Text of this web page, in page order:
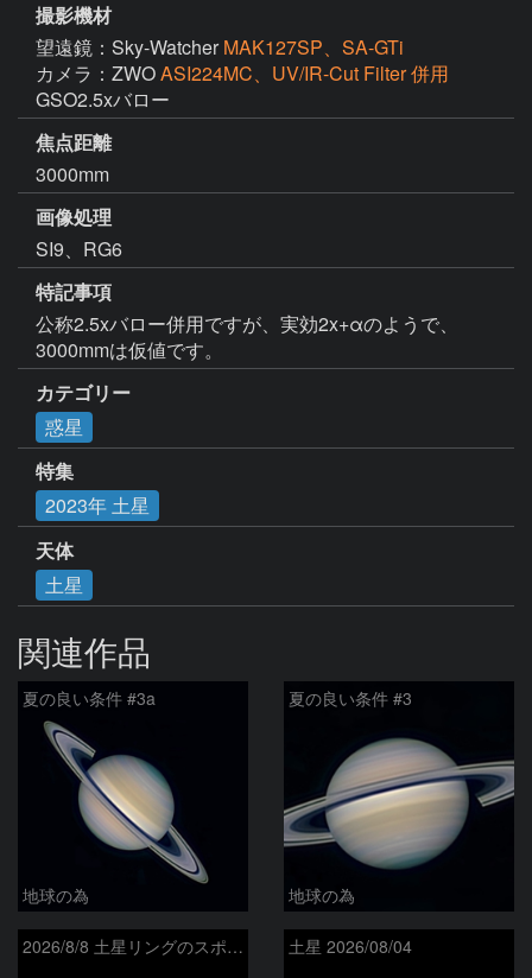
撮影機材
望遠鏡：Sky-Watcher MAK127SP、SA-GTi
カメラ：ZWOASI224MC、UV/IR-Cut Filter 併用
GSO2.5xバロー
焦点距離
3000mm
画像処理
SI9、RG6
特記事項
公称2.5xバロー併用ですが、実効2x+αのようで、
カテゴリー
惑星
特集
2023年 土星
天体
土星
関連作品
夏の良い条件 #3a
地球の為
夏の良い条件 #3
地球の為
2026/8/8 土星リングのスポーク 土星 2026/08/04